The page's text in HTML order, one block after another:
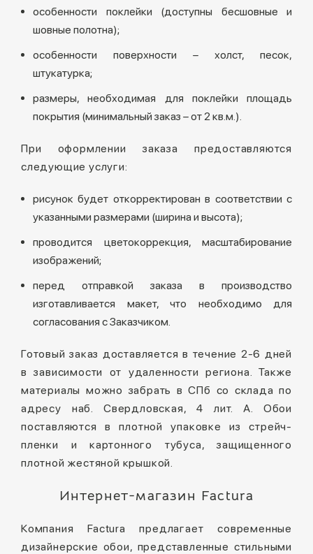
особенности поклейки (доступны бесшовные и
шовные полотна);
особенности поверхности – холст, песок,
штукатурка;
размеры, необходимая для поклейки площадь
покрытия (минимальный заказ – от 2 кв.м.).
При оформлении заказа предоставляются
следующие услуги:
рисунок будет откорректирован в соответствии с
указанными размерами (ширина и высота);
проводится цветокоррекция, масштабирование
изображений;
перед отправкой заказа в производство
изготавливается макет, что необходимо для
согласования с Заказчиком.
Готовый заказ доставляется в течение 2-6 дней
в зависимости от удаленности региона. Также
материалы можно забрать в СПб со склада по
адресу наб. Свердловская, 4 лит. А. Обои
поставляются в плотной упаковке из стрейч-
пленки и картонного тубуса, защищенного
плотной жестяной крышкой.
Интернет-магазин Factura
Компания Factura предлагает современные
дизайнерские обои, представленные стильными